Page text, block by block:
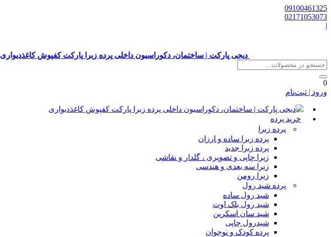
09100461325
02171053073
|
دیجی پارکت | ساختمان، دکوراسیون داخلی پرده زبرا پارکت کفپوش کاغذدیواری
0
ورود | ثبت‌نام
خرید پرده
پرده زبرا
پرده زبرا ساده و ارزان
پرده زبرا جدید
زبرا چاپی و تصویری ، گلدار و نقاشی
زبرا سه بعدی و هندسی
زبرا رومن
پرده شید رول
شید رول ساده
شید رول بلک اوت
شید سان اسکرین
شیدرول چاپی
پرده کودک و نوجوان